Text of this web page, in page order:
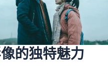
的独特魅力